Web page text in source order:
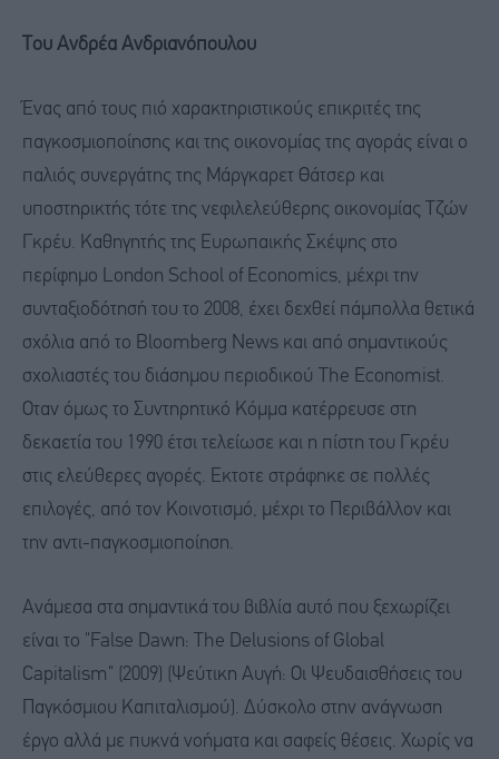
Του Ανδρέα Ανδριανόπουλου
Ένας από τους πιό χαρακτηριστικούς επικριτές της
παγκοσμιοποίησης και της οικονομίας της αγοράς είναι ο
παλιός συνεργάτης της Μάργκαρετ Θάτσερ και
υποστηρικτής τότε της νεφιλελεύθερης οικονομίας Τζών
Γκρέυ. Καθηγητής της Ευρωπαικής Σκέψης στο
περίφημο London School of Economics, μέχρι την
συνταξιοδότησή του το 2008, έχει δεχθεί πάμπολλα θετικά
σχόλια από το Bloοmberg News και από σημαντικούς
σχολιαστές του διάσημου περιοδικού The Economist.
Oταν όμως το Συντηρητικό Κόμμα κατέρρευσε στη
δεκαετία του 1990 έτσι τελείωσε και η πίστη του Γκρέυ
στις ελεύθερες αγορές. Εκτοτε στράφηκε σε πολλές
επιλογές, από τον Κοινοτισμό, μέχρι το Περιβάλλον και
την αντι-παγκοσμιοποίηση.
Ανάμεσα στα σημαντικά του βιβλία αυτό που ξεχωρίζει
είναι το "False Dawn: The Delusions of Global
Capitalism" (2009) (Ψεύτικη Αυγή: Οι Ψευδαισθήσεις του
Παγκόσμιου Καπιταλισμού). Δύσκολο στην ανάγνωση
έργο αλλά με πυκνά νοήματα και σαφείς θέσεις. Χωρίς να